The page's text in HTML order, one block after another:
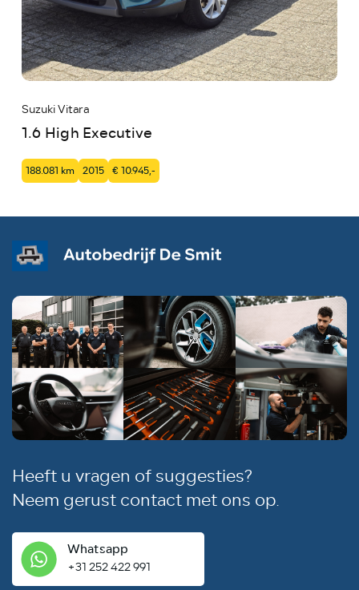
Suzuki Vitara
1.6 High Executive
188.081 km 2015 € 10.945,-
Heeft u vragen of suggesties?
Neem gerust contact met ons op.
Whatsapp
+31 252 422 991